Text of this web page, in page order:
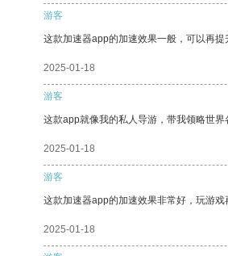
游客
这款加速器app的加速效果一般，可以再提
2025-01-18
游客
这款app就像我的私人导游，带我领略世界
2025-01-18
游客
这款加速器app的加速效果非常好，玩游
2025-01-18